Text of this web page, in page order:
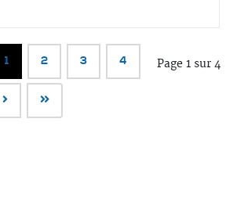
Page 1 sur 4
1 2 3 4